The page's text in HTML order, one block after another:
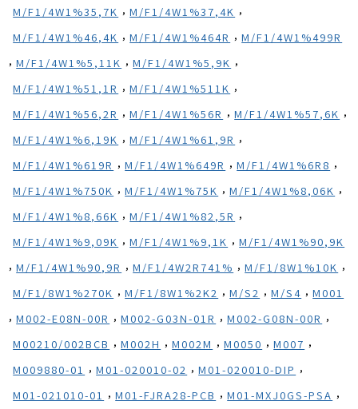
M/F1/4W1%35,7K , M/F1/4W1%37,4K ,
M/F1/4W1%46,4K , M/F1/4W1%464R , M/F1/4W1%499R
, M/F1/4W1%5,11K , M/F1/4W1%5,9K ,
M/F1/4W1%51,1R , M/F1/4W1%511K ,
M/F1/4W1%56,2R , M/F1/4W1%56R , M/F1/4W1%57,6K ,
M/F1/4W1%6,19K , M/F1/4W1%61,9R ,
M/F1/4W1%619R , M/F1/4W1%649R , M/F1/4W1%6R8 ,
M/F1/4W1%750K , M/F1/4W1%75K , M/F1/4W1%8,06K ,
M/F1/4W1%8,66K , M/F1/4W1%82,5R ,
M/F1/4W1%9,09K , M/F1/4W1%9,1K , M/F1/4W1%90,9K
, M/F1/4W1%90,9R , M/F1/4W2R741% , M/F1/8W1%10K ,
M/F1/8W1%270K , M/F1/8W1%2K2 , M/S2 , M/S4 , M001
, M002-E08N-00R , M002-G03N-01R , M002-G08N-00R ,
M00210/002BCB , M002H , M002M , M0050 , M007 ,
M009880-01 , M01-020010-02 , M01-020010-DIP ,
M01-021010-01 , M01-FJRA28-PCB , M01-MXJ0GS-PSA ,